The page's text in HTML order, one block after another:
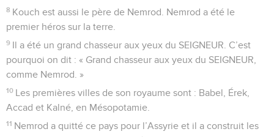
8 Kouch est aussi le père de Nemrod. Nemrod a été le
premier héros sur la terre.
9 Il a été un grand chasseur aux yeux du SEIGNEUR. C’est
pourquoi on dit : « Grand chasseur aux yeux du SEIGNEUR,
comme Nemrod. »
10 Les premières villes de son royaume sont : Babel, Érek,
Accad et Kalné, en Mésopotamie.
11 Nemrod a quitté ce pays pour l’Assyrie et il a construit les